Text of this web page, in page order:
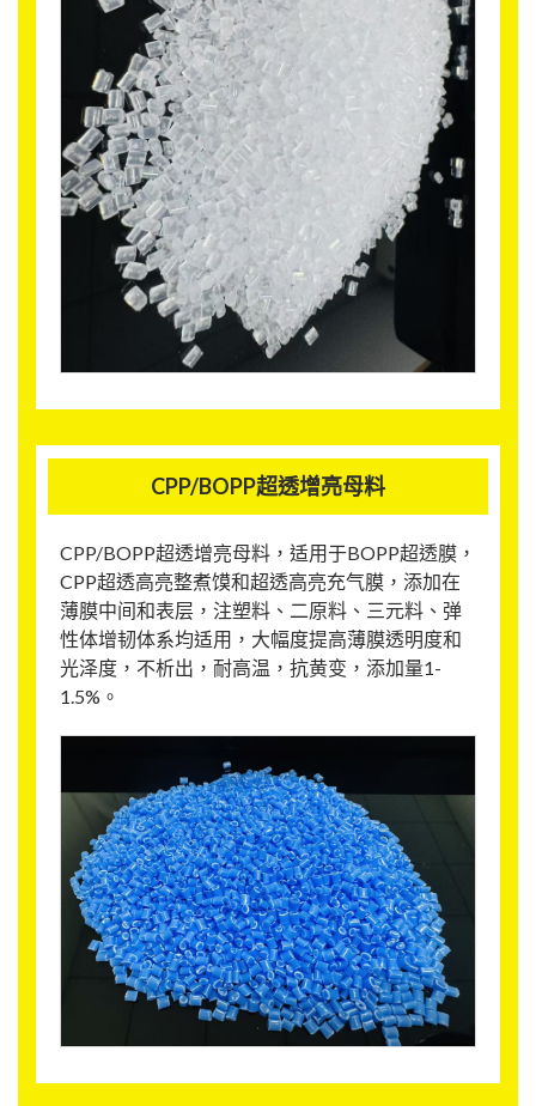
CPP/BOPP超透增亮母料
CPP/BOPP超透增亮母料，适用于BOPP超透膜，
CPP超透高亮整煮馍和超透高亮充气膜，添加在
薄膜中间和表层，注塑料、二原料、三元料、弹
性体增韧体系均适用，大幅度提高薄膜透明度和
光泽度，不析出，耐高温，抗黄变，添加量1-
1.5%。